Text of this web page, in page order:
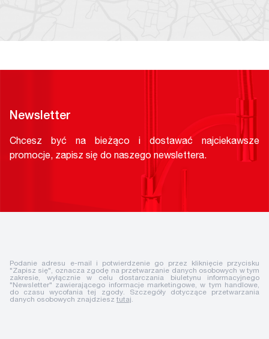
Newsletter
Chcesz być na bieżąco i dostawać najciekawsze
promocje, zapisz się do naszego newslettera.
Podanie adresu e-mail i potwierdzenie go przez kliknięcie przycisku
"Zapisz się", oznacza zgodę na przetwarzanie danych osobowych w tym
zakresie, wyłącznie w celu dostarczania biuletynu informacyjnego
"Newsletter" zawierającego informacje marketingowe, w tym handlowe,
do czasu wycofania tej zgody. Szczegóły dotyczące przetwarzania
danych osobowych znajdziesz tutaj.